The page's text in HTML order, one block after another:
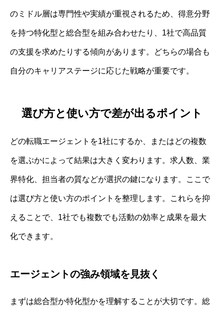
のミドル層は専門性や実績が重視されるため、得意分野
を持つ特化型と総合型を組み合わせたり、1社で高品質
の支援を求めたりする傾向があります。どちらの場合も
自分のキャリアステージに応じた戦略が重要です。
選び方と使い方で差が出るポイント
どの転職エージェントを1社にするか、またはどの複数
を選ぶかによって結果は大きく変わります。求人数、業
界特化、担当者の質などが選択の鍵になります。ここで
は選び方と使い方のポイントを整理します。これらを抑
えることで、1社でも複数でも活動の効率と成果を最大
化できます。
エージェントの強み領域を見抜く
まずは総合型か特化型かを理解することが大切です。総